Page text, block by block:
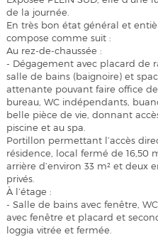
de la journée.
En très bon état général et
compose comme suit :
Au rez-de-chaussée :
- Dégagement avec placard de
salle de bains (baignoire) et
attenante pouvant faire office
bureau, WC indépendants,
belle pièce de vie, donnant
piscine et au spa.
Portillon permettant l’accès
résidence, local fermé de 16,50
arrière d’environ 33 m² et deux
privés.
À l’étage :
- Salle de bains avec fenêtre,
avec fenêtre et placard et
loggia vitrée et fermée.